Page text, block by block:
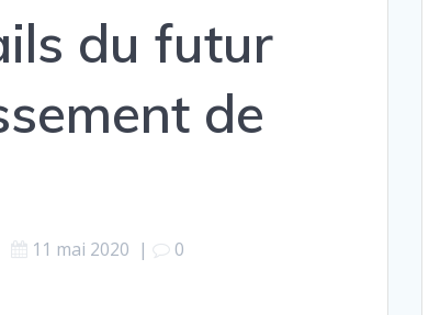
du futur
de
11 mai 2020 | 0